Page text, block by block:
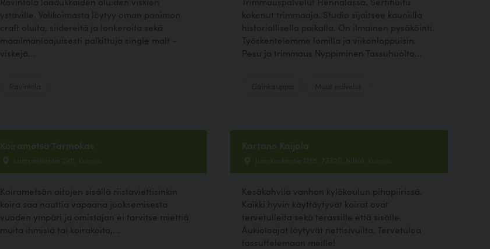
ystäville. Valikoimasta löytyy oman panimon
craft oluita, siidereitä ja lonkeroita sekä
maailmanlaajuisesti palkittuja single malt -
viskejä...
kokenut trimmaaja. Studio sijaitsee kauniilla
historiallisella paikalla. On ilmainen pysäköinti.
Työskentelemme lomilla ja viikonloppuisin.
Pesu ja trimmaus Nyppiminen Tassuhuolto...
Koirametsä Tarmokas
Lamperilantie 2411, Kuopio
Koirametsän aitojen sisällä riistaviettisinkin
koira saa nauttia vapaana juoksemisesta
vuoden ympäri ja omistajan ei tarvitse miettiä
muita ihmisiä tai koirakoita,...
Kartano Kaijala
Juankoskentie 1265, 73320, Nilsiä, Kuopio
Kesäkahvila vanhan kyläkoulun pihapiirissä.
Kaikki hyvin käyttäytyvät koirat ovat
tervetulleita sekä terassille että sisälle.
Aukioloajat löytyvät nettisivuilta. Tervetuloa
tassuttelemaan meille!